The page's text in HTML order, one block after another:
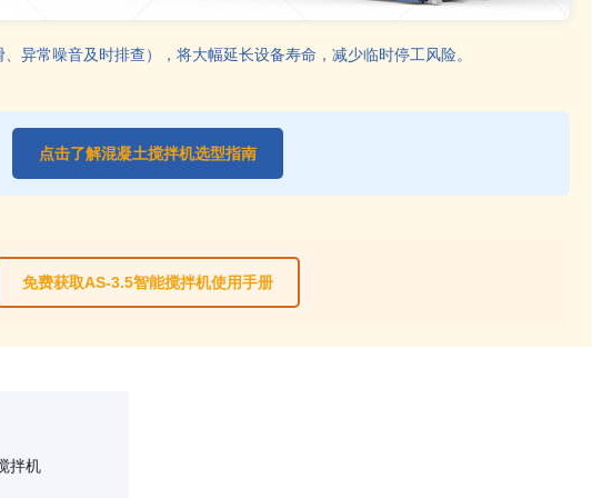
异常噪音及时排查），将大幅延长设备寿命，减少临时停工风险。
点击了解混凝土搅拌机选型指南
免费获取AS-3.5智能搅拌机使用手册
拌机